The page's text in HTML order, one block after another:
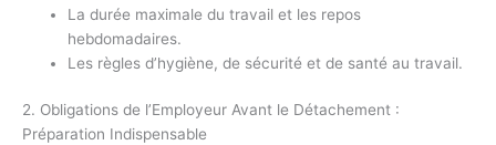
La durée maximale du travail et les repos
hebdomadaires.
Les règles d’hygiène, de sécurité et de santé au travail.
2. Obligations de l’Employeur Avant le Détachement :
Préparation Indispensable